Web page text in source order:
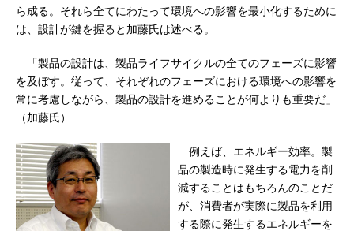
ら成る。それら全てにわたって環境への影響を最小化するために
は、設計が鍵を握ると加藤氏は述べる。
「製品の設計は、製品ライフサイクルの全てのフェーズに影響
を及ぼす。従って、それぞれのフェーズにおける環境への影響を
常に考慮しながら、製品の設計を進めることが何よりも重要だ」
（加藤氏）
例えば、エネルギー効率。製
品の製造時に発生する電力を削
減することはもちろんのことだ
が、消費者が実際に製品を利用
する際に発生するエネルギーを